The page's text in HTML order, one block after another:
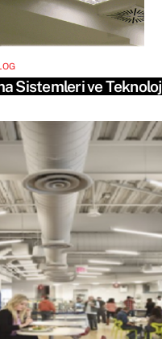
Sistemleri ve